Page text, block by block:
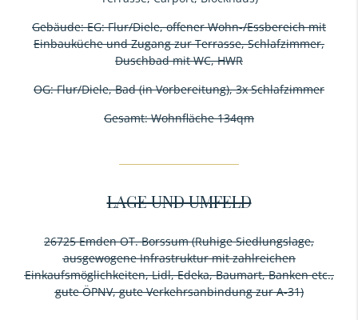
Gebäude: EG: Flur/Diele, offener Wohn-/Essbereich mit
Einbauküche und Zugang zur Terrasse, Schlafzimmer,
Duschbad mit WC, HWR
OG: Flur/Diele, Bad (in Vorbereitung), 3x Schlafzimmer
Gesamt: Wohnfläche 134qm
LAGE UND UMFELD
26725 Emden OT. Borssum (Ruhige Siedlungslage,
ausgewogene Infrastruktur mit zahlreichen
Einkaufsmöglichkeiten, Lidl, Edeka, Baumart, Banken etc.,
gute ÖPNV, gute Verkehrsanbindung zur A-31)